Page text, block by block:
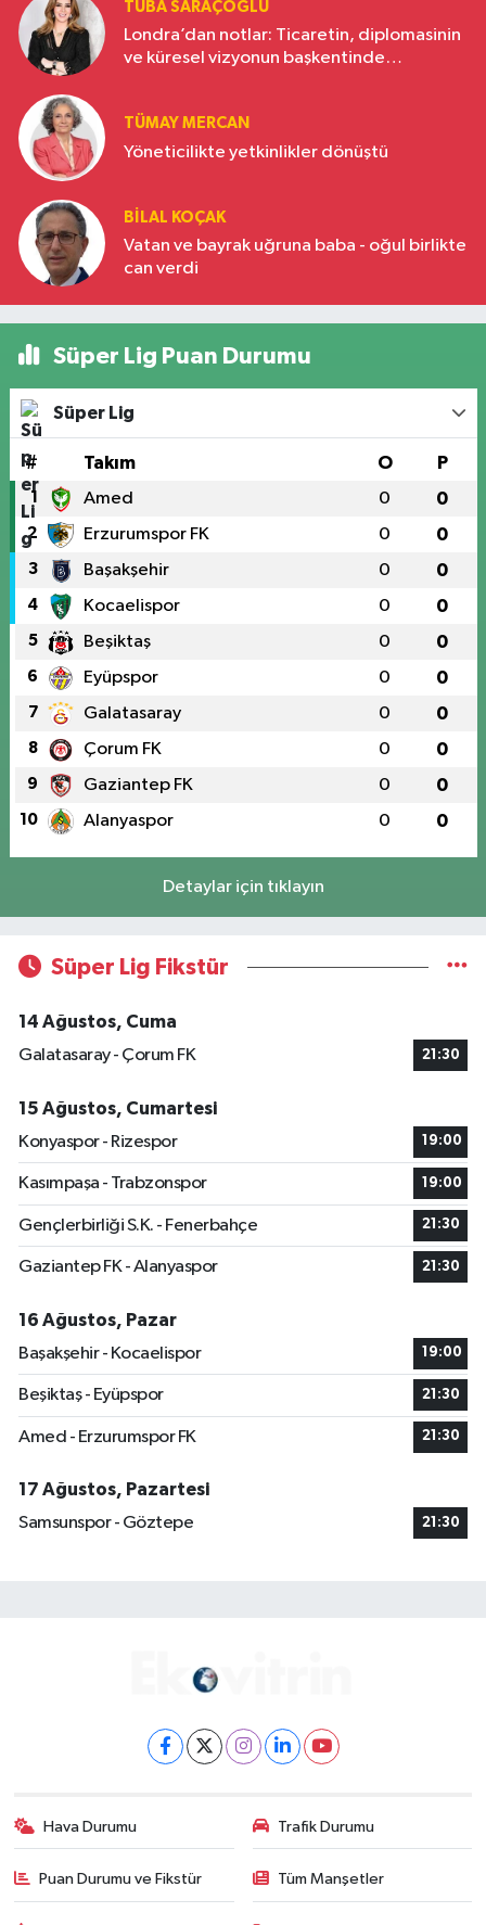
TUBA SARAÇOĞLU
Londra’dan notlar: Ticaretin, diplomasinin
ve küresel vizyonun başkentinde
TÜMAY MERCAN
Yöneticilikte yetkinlikler dönüştü
BILAL KOÇAK
Vatan ve bayrak uğruna baba - oğul birlikte
can verdi
Süper Lig Puan Durumu
Süper Lig
# Takım O P
1 Amed 0 0
2 Erzurumspor FK 0 0
3 Başakşehir 0 0
4 Kocaelispor 0 0
5 Beşiktaş 0 0
6 Eyüpspor 0 0
7 Galatasaray 0 0
8 Çorum FK 0 0
9 Gaziantep FK 0 0
10 Alanyaspor 0 0
Detaylar için tıklayın
Süper Lig Fikstür
14 Ağustos, Cuma
Galatasaray - Çorum FK
21:30
15 Ağustos, Cumartesi
Konyaspor - Rizespor
19:00
Kasımpaşa - Trabzonspor 19:00
Gençlerbirliği S.K. - Fenerbahçe 21:30
Gaziantep FK - Alanyaspor 21:30
16 Ağustos, Pazar
Başakşehir - Kocaelispor
19:00
Beşiktaş - Eyüpspor 21:30
Amed - Erzurumspor FK 21:30
17 Ağustos, Pazartesi
Samsunspor - Göztepe
21:30
Hava Durumu Trafik Durumu
Puan Durumu ve Fikstür Tüm Manşetler